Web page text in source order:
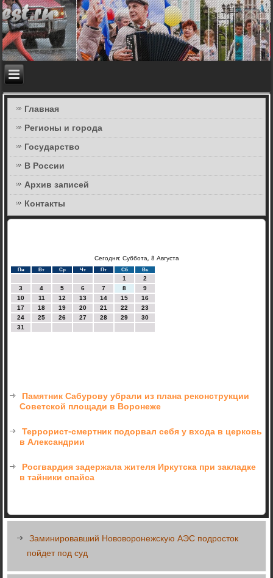
Главная
Регионы и города
Государство
В России
Архив записей
Контакты
Сегодня: Суббота, 8 Августа
Пн Вт Ср Чт Пт Сб Вс
1
2
3
4 5 6 7 8
9
10
11 12 13 14 15
16
17
18 19 20 21 22
23
24
25 26 27 28 29
30
31
Памятник Сабурову убрали из плана реконструкции
Советской площади в Воронеже
Террорист-смертник подорвал себя у входа в церковь
в Александрии
Росгвардия задержала жителя Иркутска при закладке
в тайники спайса
Заминировавший Нововоронежскую АЭС подросток
пойдет под суд